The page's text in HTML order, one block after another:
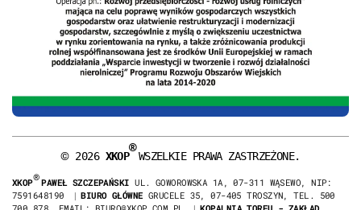
©2026 XKOP
®
WSZELKIE PRAWA ZASTRZEŻONE.
XKOP
® PAWEŁ SZCZEPAŃSKI UL. GOWOROWSKA 1A, 07-311 WĄSEWO, NIP:
7591648190
| BIURO GŁÓWNE GRUCELE 35, 07-405 TROSZYN, TEL. 500